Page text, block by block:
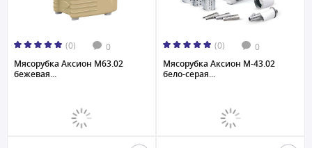
(0) 0
Мясорубка Аксион М63.02
бежевая...
(0) 0
Мясорубка Аксион M-43.02
бело-серая...